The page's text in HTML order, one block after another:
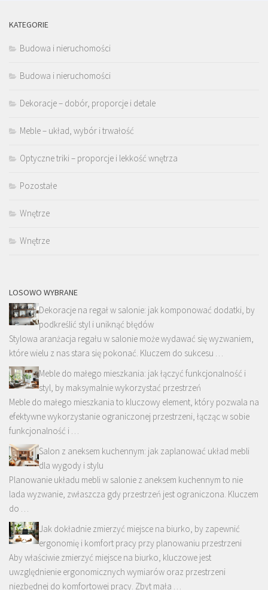
KATEGORIE
Budowa i nieruchomości
Budowa i nieruchomości
Dekoracje – dobór, proporcje i detale
Meble – układ, wybór i trwałość
Optyczne triki – proporcje i lekkość wnętrza
Pozostałe
Wnętrze
Wnętrze
LOSOWO WYBRANE
Dekoracje na regał w salonie: jak komponować dodatki, by
podkreślić styl i uniknąć błędów
Stylowa aranżacja regału w salonie może wydawać się wyzwaniem,
które wielu z nas stara się pokonać. Kluczem do sukcesu …
Meble do małego mieszkania: jak łączyć funkcjonalność i
styl, by maksymalnie wykorzystać przestrzeń
Meble do małego mieszkania to kluczowy element, który pozwala na
efektywne wykorzystanie ograniczonej przestrzeni, łącząc w sobie
funkcjonalność i …
Salon z aneksem kuchennym: jak zaplanować układ mebli
dla wygody i stylu
Planowanie układu mebli w salonie z aneksem kuchennym to nie
lada wyzwanie, zwłaszcza gdy przestrzeń jest ograniczona. Kluczem
do …
Jak dokładnie zmierzyć miejsce na biurko, by zapewnić
ergonomię i komfort pracy przy planowaniu przestrzeni
Aby właściwie zmierzyć miejsce na biurko, kluczowe jest
uwzględnienie ergonomicznych wymiarów oraz przestrzeni
niezbędnej do komfortowej pracy. Zbyt mała …